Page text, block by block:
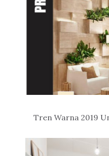
Tren Warna 2019